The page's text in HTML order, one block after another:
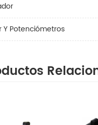
Y Potenciómetros